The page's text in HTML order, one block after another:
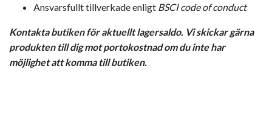
Ansvarsfullt tillverkade enligt BSCI code of conduct
Kontakta butiken för aktuellt lagersaldo. Vi skickar gärna
produkten till dig mot portokostnad om du inte har
möjlighet att komma till butiken.